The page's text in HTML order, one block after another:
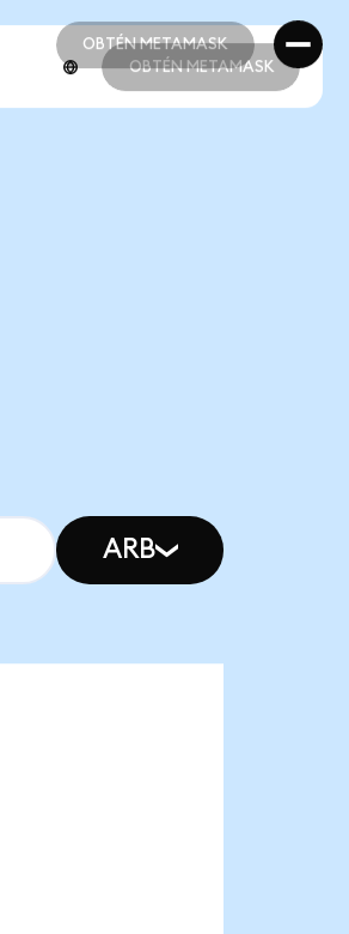
OBTÉN METAMASK
OBTÉN METAMASK
OBTÉN METAMASK
ARB